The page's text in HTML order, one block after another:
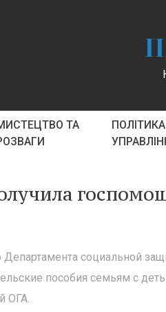
ТА
социальной
пособия семьям с
ОГА.